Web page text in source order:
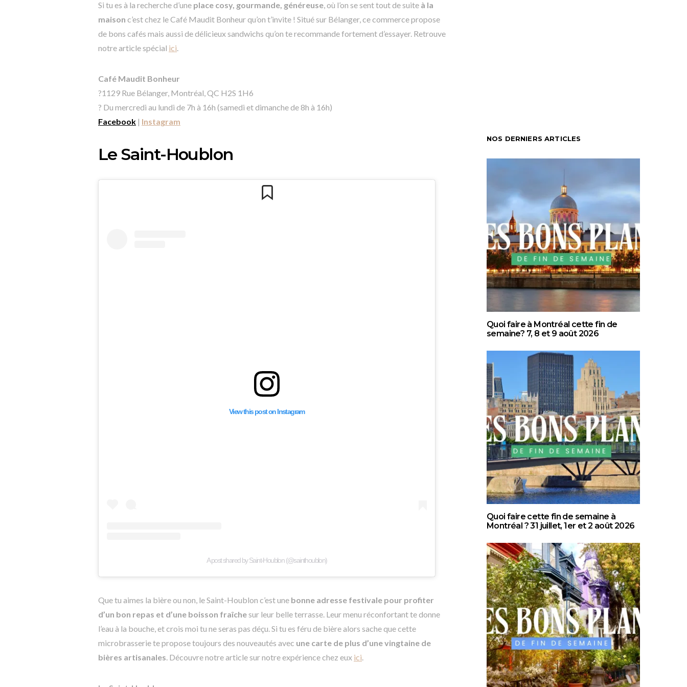
Si tu es à la recherche d’une place cosy, gourmande, généreuse, où l’on se sent tout de suite à la
maison c’est chez le Café Maudit Bonheur qu’on t’invite ! Situé sur Bélanger, ce commerce propose
de bons cafés mais aussi de délicieux sandwichs qu’on te recommande fortement d’essayer. Retrouve
notre article spécial ici.
Café Maudit Bonheur
?1129 Rue Bélanger, Montréal, QC H2S 1H6
? Du mercredi au lundi de 7h à 16h (samedi et dimanche de 8h à 16h)
Facebook | Instagram
Le Saint-Houblon
View this post on Instagram
A post shared by Saint-Houblon (@sainthoublon)
Que tu aimes la bière ou non, le Saint-Houblon c’est une bonne adresse festivale pour profiter
d’un bon repas et d’une boisson fraîchesur leur belle terrasse. Leur menu réconfortant te donne
l’eau à la bouche, et crois moi tu ne seras pas déçu. Si tu es féru de bière alors sache que cette
microbrasserie te propose toujours des nouveautés avec une carte de plus d’une vingtaine de
bières artisanales . Découvre notre article sur notre expérience chez eux ici
NOS DERNIERS ARTICLES
Quoi faire à Montréal cette fin de
semaine? 7, 8 et 9 août 2026
Quoi faire cette fin de semaine à
Montréal ? 31 juillet, 1er et 2 août 2026